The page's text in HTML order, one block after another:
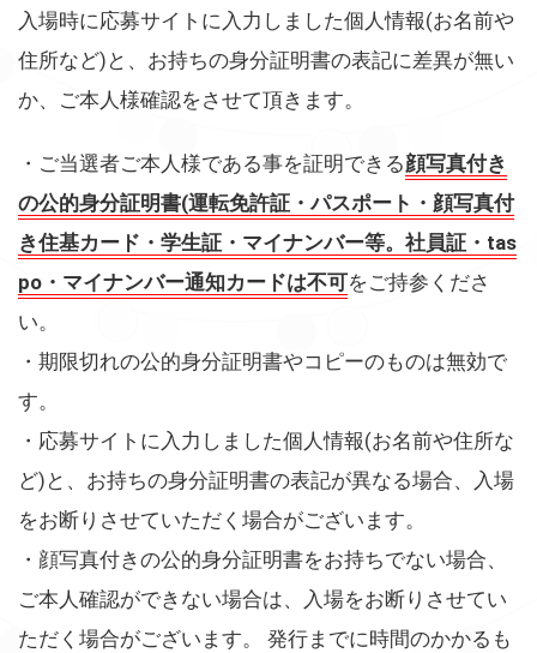
入場時に応募サイトに入力しました個人情報(お名前や
住所など)と、お持ちの身分証明書の表記に差異が無い
か、ご本人様確認をさせて頂きます。
・ご当選者ご本人様である事を証明できる顔写真付き
の公的身分証明書(運転免許証・パスポート・顔写真付
き住基カード・学生証・マイナンバー等。社員証・tas
po・マイナンバー通知カードは不可をご持参くださ
い。
・期限切れの公的身分証明書やコピーのものは無効で
す。
・応募サイトに入力しました個人情報(お名前や住所な
ど)と、お持ちの身分証明書の表記が異なる場合、入場
をお断りさせていただく場合がございます。
・顔写真付きの公的身分証明書をお持ちでない場合、
ご本人確認ができない場合は、入場をお断りさせてい
ただく場合がございます。 発行までに時間のかかるも